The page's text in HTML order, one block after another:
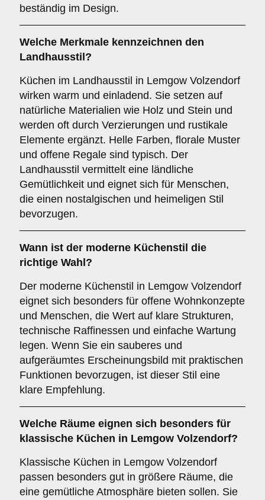
beständig im Design.
Welche Merkmale kennzeichnen den
Landhausstil ?
Küchen im Landhausstil in Lemgow Volzendorf
wirken warm und einladend. Sie setzen auf
natürliche Materialien wie Holz und Stein und
werden oft durch Verzierungen und rustikale
Elemente ergänzt. Helle Farben, florale Muster
und offene Regale sind typisch. Der
Landhausstil vermittelt eine ländliche
Gemütlichkeit und eignet sich für Menschen,
die einen nostalgischen und heimeligen Stil
bevorzugen.
Wann ist der moderne Küchenstil die
richtige Wahl?
Der moderne Küchenstil in Lemgow Volzendorf
eignet sich besonders für offene Wohnkonzepte
und Menschen, die Wert auf klare Strukturen,
technische Raffinessen und einfache Wartung
legen. Wenn Sie ein sauberes und
aufgeräumtes Erscheinungsbild mit praktischen
Funktionen bevorzugen, ist dieser Stil eine
klare Empfehlung.
Welche Räume eignen sich besonders für
klassische Küchen in Lemgow Volzendorf?
Klassische Küchen in Lemgow Volzendorf
passen besonders gut in größere Räume, die
eine gemütliche Atmosphäre bieten sollen. Sie